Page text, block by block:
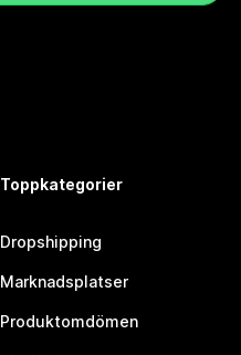
Toppkategorier
Dropshipping
Marknadsplatser
Produktomdömen